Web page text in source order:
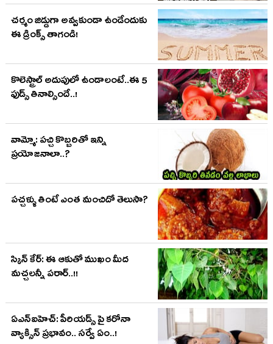
చర్మం జిడ్డుగా అవ్వకుండా ఉండేందుకు
ఈ డ్రింక్స్ తాగండి!
కొలెస్ట్రాల్ అదుపులో ఉండాలంటే..ఈ 5
ఫుడ్స్ తినాల్సిందే..!
వామ్మో: పచ్చి కొబ్బరితో ఇన్ని
ప్రయోజనాలా..?
పచ్చళ్ళు తింటే ఎంత మంచిదో తెలుసా?
స్కిన్ కేర్: ఈ ఆకుతో ముఖం మీద
మచ్చలన్నీ పరార్..!!
ఏఎన్ఐహెచ్: పీరియడ్స్ పై కరోనా
వ్యాక్సిన్ ప్రభావం.. సర్వే ఏం..!